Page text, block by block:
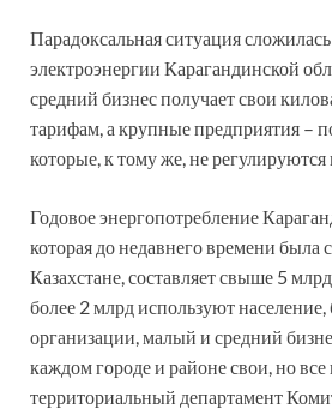
Парадоксальная ситуация
электроэнергии Карагандинской
средний бизнес получает свои
тарифам, а крупные предприятия –
которые, к тому же, не регулируются
Годовое энергопотребление
которая до недавнего времени была
Казахстане, составляет свыше 5
более 2 млрд используют
организации, малый и средний
каждом городе и районе свои, но все
территориальный департамент